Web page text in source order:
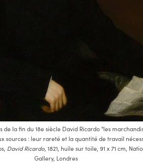
de la fin du 18e siècle David Ricardo "les
sources : leur rareté et la quantité de travail
David Ricardo, 1821, huile sur toile, 91 x 71 cm,
Gallery, Londres